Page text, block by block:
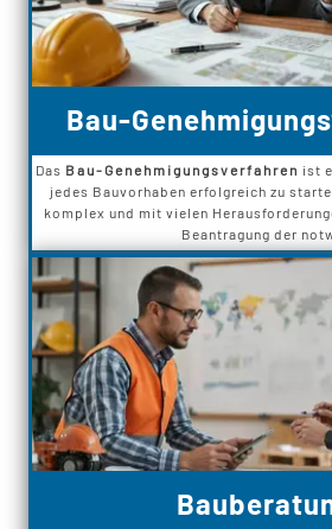
Bau-
Das Bau-Genehmigungsverfahren ist
jedes Bauvorhaben erfolgreich zu
komplex und mit vielen
Beantragung der